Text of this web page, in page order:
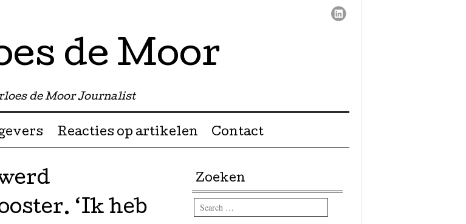
de Moor
de Moor Journalist
Reacties op artikelen Contact
‘Ik heb
Zoeken
Search